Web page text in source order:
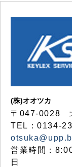
(株)オオツカ
〒047-0028
TEL：0134-
営業時間：
日